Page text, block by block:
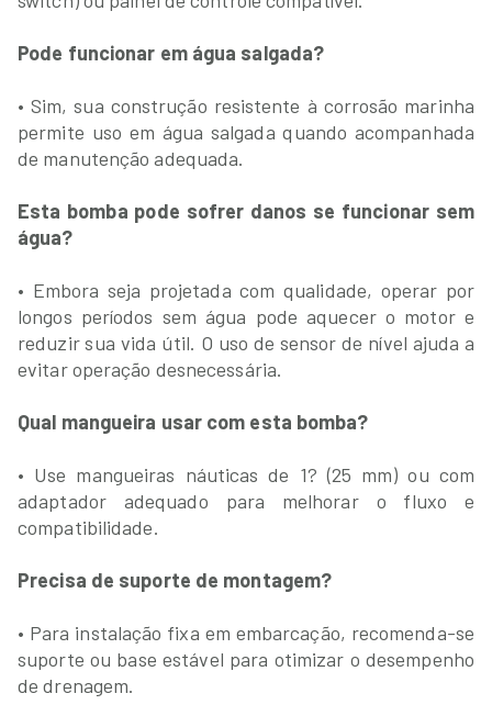
Pode funcionar em água salgada?
• Sim, sua construção resistente à corrosão marinha
permite uso em água salgada quando acompanhada
de manutenção adequada.
Esta bomba pode sofrer danos se funcionar sem
água?
• Embora seja projetada com qualidade, operar por
longos períodos sem água pode aquecer o motor e
reduzir sua vida útil. O uso de sensor de nível ajuda a
evitar operação desnecessária.
Qual mangueira usar com esta bomba?
• Use mangueiras náuticas de 1? (25 mm) ou com
adaptador adequado para melhorar o fluxo e
compatibilidade.
Precisa de suporte de montagem?
• Para instalação fixa em embarcação, recomenda-se
suporte ou base estável para otimizar o desempenho
de drenagem.